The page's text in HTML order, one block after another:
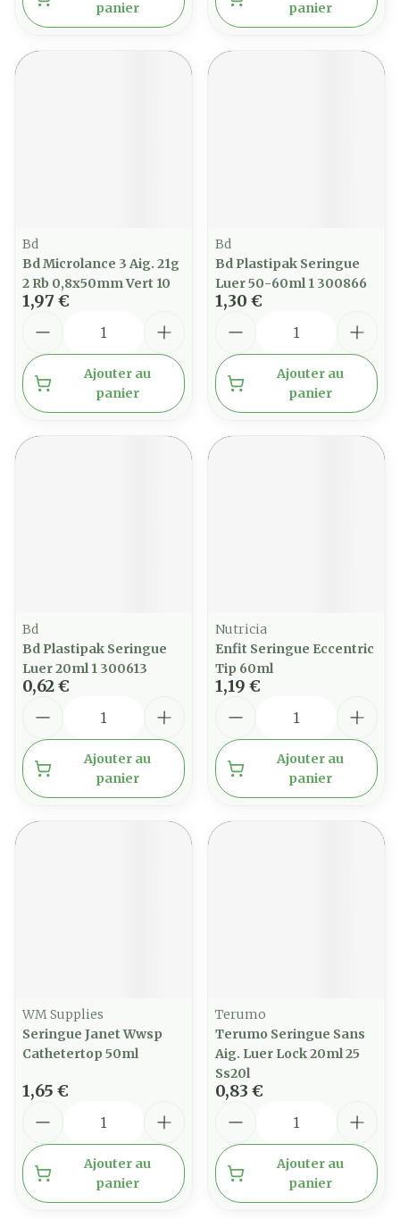
panier
panier
Bd
Bd Microlance 3 Aig. 21g
2 Rb 0,8x50mm Vert 10
1,97 €
Ajouter au
panier
Bd
Bd Plastipak Seringue
Luer 50-60ml 1 300866
1,30 €
Ajouter au
panier
Bd
Bd Plastipak Seringue
Luer 20ml 1 300613
0,62 €
Ajouter au
panier
Nutricia
Enfit Seringue Eccentric
Tip 60ml
1,19 €
Ajouter au
panier
WM Supplies
Seringue Janet Wwsp
Cathetertop 50ml
1,65 €
Ajouter au
panier
Terumo
Terumo Seringue Sans
Aig. Luer Lock 20ml 25
Ss20l
0,83 €
Ajouter au
panier